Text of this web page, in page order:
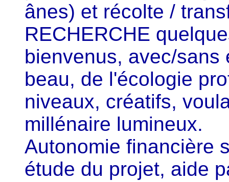
ânes) et récolte /
RECHERCHE
bienvenus, avec/sans
beau, de l'écologie
niveaux, créatifs,
millénaire lumineux.
Autonomie financière
étude du projet, aide